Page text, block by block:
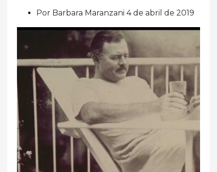
Por Barbara Maranzani 4 de abril de 2019